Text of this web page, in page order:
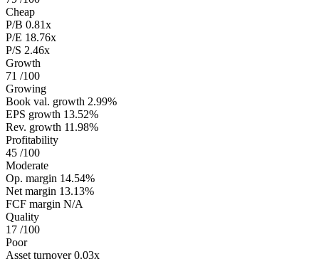
Cheap
P/B 0.81x
P/E 18.76x
P/S 2.46x
Growth
71 /100
Growing
Book val. growth 2.99%
EPS growth 13.52%
Rev. growth 11.98%
Profitability
45 /100
Moderate
Op. margin 14.54%
Net margin 13.13%
FCF margin N/A
Quality
17 /100
Poor
Asset turnover 0.03x